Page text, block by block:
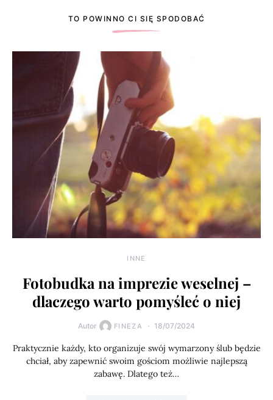
TO POWINNO CI SIĘ SPODOBAĆ
INNE
Fotobudka na imprezie weselnej –
dlaczego warto pomyśleć o niej
Autor FINEZA 18/07/2024
Praktycznie każdy, kto organizuje swój wymarzony ślub będzie
chciał, aby zapewnić swoim gościom możliwie najlepszą
zabawę. Dlatego też…